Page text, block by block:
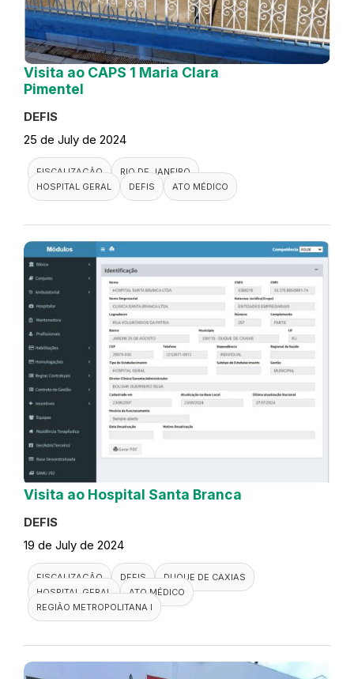
Visita ao CAPS 1 Maria Clara
Pimentel
DEFIS
25 de July de 2024
FISCALIZAÇÃO
RIO DE JANEIRO
HOSPITAL GERAL
DEFIS ATO MÉDICO
Visita ao Hospital Santa Branca
DEFIS
19 de July de 2024
FISCALIZAÇÃO DEFIS
DUQUE DE CAXIAS
HOSPITAL GERAL
ATO MÉDICO
REGIÃO METROPOLITANA I